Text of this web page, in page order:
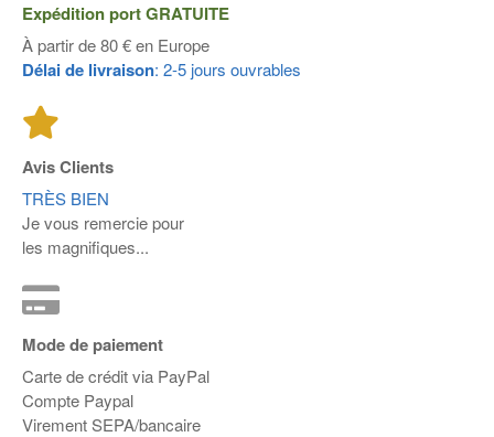
Expédition portGRATUITE
À partir de 80 € en Europe
Délai de livraison: 2-5 jours ouvrables
Avis Clients
TRÈS BIEN
Je vous remercie pour
les magnifiques...
Mode de paiement
Carte de crédit via PayPal
Compte Paypal
Virement SEPA/bancaire